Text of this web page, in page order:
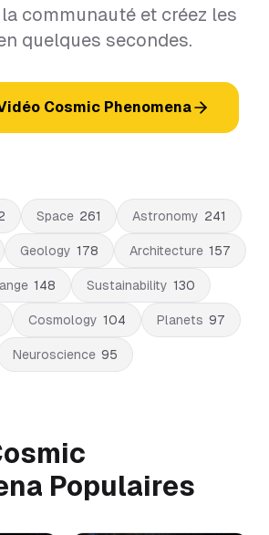
communauté et créez les
quelques secondes.
Cosmic Phenomena
Space 261 Astronomy 241
Geology 178 Architecture 157
148 Sustainability 130
Cosmology 104 Planets 97
Neuroscience 95
Populaires